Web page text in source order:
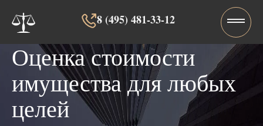
8 (495) 481-33-12‬‬
Оценка стоимости
имущества для любых
целей